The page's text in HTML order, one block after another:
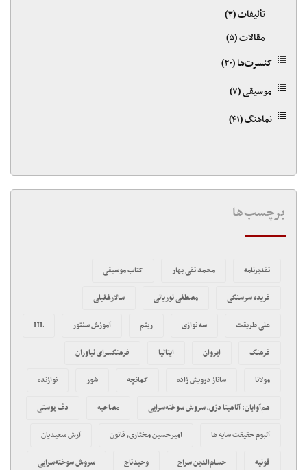
تألیفات(۳)
مقالات(۵)
کنسرت‌ها(۲۰)
موسیقی(۷)
نماهنگ(۴۱)
برچسب‌ها
تقدیرنامه محمد تقی بهار کتاب موسیقی
فریده سرسنگی مصطفی نوریانی سالارغقیلی
علی طریقت سه نوازی ریتم آموزش سنتور HL
فرهنگ ایروان ایتالیا فرهنگسرای نیاوران
مولانا ساناز درویش زاده کمانچه شور نوازنده
هم‌آوایان: آناهیتا در‌ّی، سروش سوخته‌سرایی مصاحبه دف پوستی
آلبوم حقیقت سایه ها امیرحسین مختاری، قانون آرش سعیدیان
قونیه حسام‌الدین سراج وحیدتاج سروش سوخته‌سرایی